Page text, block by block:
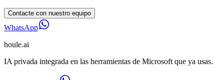
Contacte con nuestro equipo
WhatsApp
houle.ai
IA privada integrada en las herramientas de Microsoft que ya usas.